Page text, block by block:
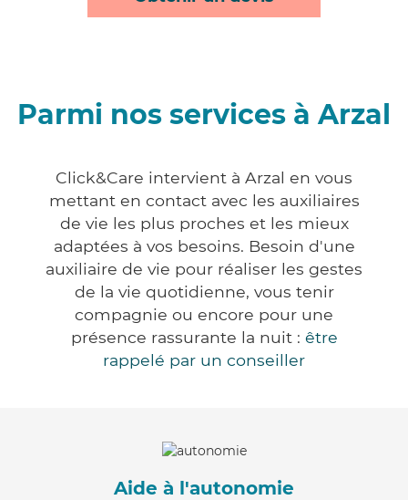
Parmi nos services à Arzal
Click&Care intervient à Arzal en vous
mettant en contact avec les auxiliaires
de vie les plus proches et les mieux
adaptées à vos besoins. Besoin d'une
auxiliaire de vie pour réaliser les gestes
de la vie quotidienne, vous tenir
compagnie ou encore pour une
présence rassurante la nuit : être
rappelé par un conseiller
Aide à l'autonomie